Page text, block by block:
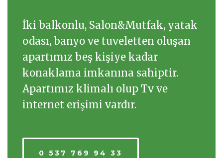
İki balkonlu, Salon&Mutfak, yatak
odası, banyo ve tuveletten oluşan
apartımız beş kişiye kadar
konaklama imkanına sahiptir.
Apartımız klimalı olup Tv ve
internet erişimi vardır.
0 537 769 94 33